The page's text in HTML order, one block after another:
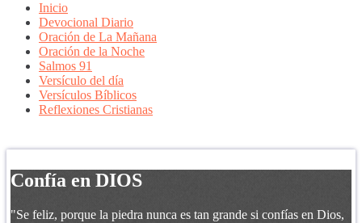
Inicio
Devocional Diario
Oración de La Mañana
Oración de la Noche
Salmos 91
Versículo del día
Versículos Bíblicos
Reflexiones Cristianas
Confía en DIOS
"Se feliz, porque la piedra nunca es tan grande si confías en Dios,